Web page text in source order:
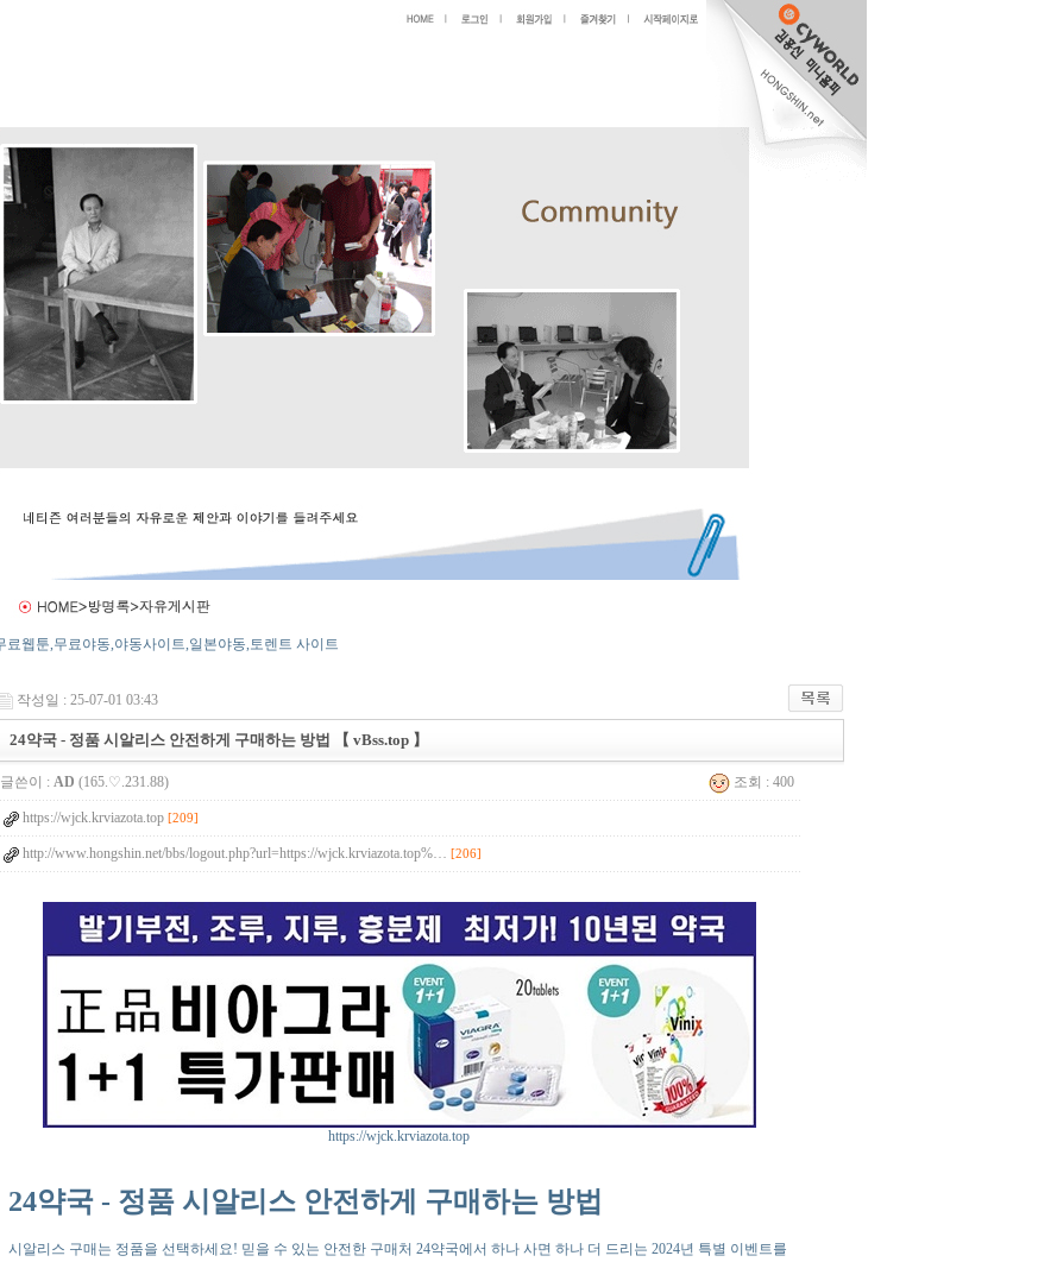
작성일 : 25-07-01 03:43
24약국 - 정품 시알리스 안전하게 구매하는 방법 【 vBss.top 】
글쓴이 : AD (165.♡.231.88) 조회 : 400
https://wjck.krviazota.top [209]
http://www.hongshin.net/bbs/logout.php?url=https://wjck.krviazota.top%… [206]
https://wjck.krviazota.top
24약국 - 정품 시알리스 안전하게 구매하는 방법
시알리스 구매는 정품을 선택하세요! 믿을 수 있는 안전한 구매처 24약국에서 하나 사면 하나 더 드리는 2024년 특별 이벤트를